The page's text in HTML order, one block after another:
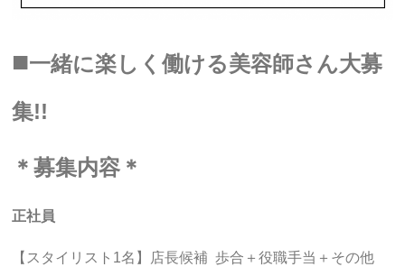
■一緒に楽しく働ける美容師さん大募
集!!
＊募集内容＊
正社員
【スタイリスト1名】店長候補 歩合＋役職手当＋その他